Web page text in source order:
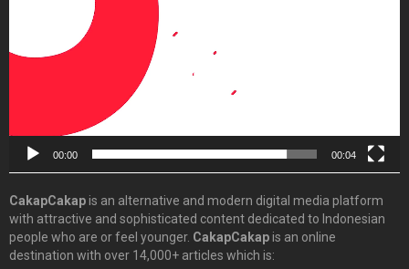
00:00 00:04
CakapCakapis an alternative and modern digital media platform
with attractive and sophisticated content dedicated to Indonesian
people who are or feel younger. CakapCakapis an online
destination with over 14,000+ articles which is: